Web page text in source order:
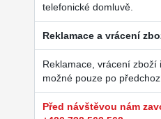
telefonické domluvě.
Reklamace a vrácení
Reklamace, vrácení zboží
možné pouze po
Před návštěvou nám